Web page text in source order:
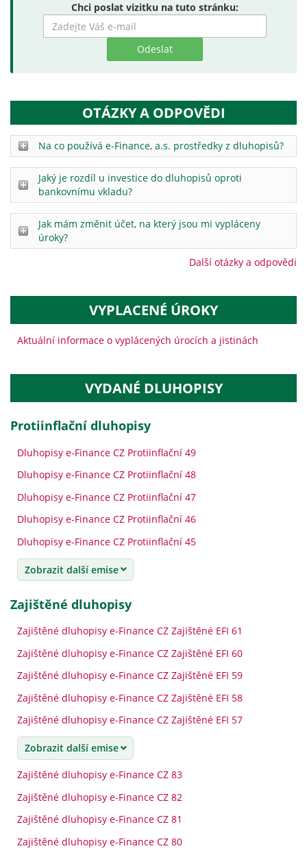
Chci poslat vizitku na tuto stránku:
Zadejte
hledaný
OTÁZKY A ODPOVĚDI
Na co používá e-Finance, a.s. prostředky z dluhopisů?
Jaký je rozdíl u investice do dluhopisů oproti
bankovnímu vkladu?
Jak mám změnit účet, na který jsou mi vypláceny
úroky?
Další otázky a odpovědi
VYPLACENÉ ÚROKY
Aktuální informace o vyplácených úrocích a jistinách
VYDANÉ DLUHOPISY
protiinflační dluhopisy
Dluhopisy e-Finance CZ Protiinflační 49
Dluhopisy e-Finance CZ Protiinflační 48
Dluhopisy e-Finance CZ Protiinflační 47
Dluhopisy e-Finance CZ Protiinflační 46
Dluhopisy e-Finance CZ Protiinflační 45
Zobrazit další emise
zajištěné dluhopisy
Zajištěné dluhopisy e-Finance CZ Zajištěné EFI 61
Zajištěné dluhopisy e-Finance CZ Zajištěné EFI 60
Zajištěné dluhopisy e-Finance CZ Zajištěné EFI 59
Zajištěné dluhopisy e-Finance CZ Zajištěné EFI 58
Zajištěné dluhopisy e-Finance CZ Zajištěné EFI 57
Zobrazit další emise
Zajištěné dluhopisy e-Finance CZ 83
Zajištěné dluhopisy e-Finance CZ 82
Zajištěné dluhopisy e-Finance CZ 81
Zajištěné dluhopisy e-Finance CZ 80